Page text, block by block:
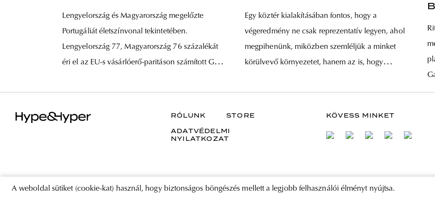
Lengyelország és Magyarország megelőzte
Portugáliát életszínvonal tekintetében.
Lengyelország 77, Magyarország 76 százalékát
éri el az EU-s vásárlóerő-paritáson számított GDP
szerezték meg. De mit is jelentenek ezek a
Elemzésünk. A két ország gazdasági
összehasonlítása nem olyan egyszerű,
Egy köztér kialakításában fontos, hogy a
végeredmény ne csak reprezentatív legyen, ahol
megpihenünk, miközben szemléljük a minket
körülvevő környezetet, hanem az is, hogy
budapesti belvárosban található új Bástya park
A weboldal sütiket (cookie-kat) használ, hogy biztonságos böngészés mellett a legjobb felhasználói élményt nyújtsa.
RÓLUNK STORE
ADATVÉDELMI
NYILATKOZAT
KÖVESS MINKET